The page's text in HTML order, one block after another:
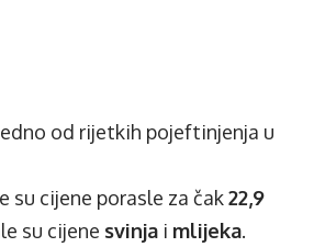
od rijetkih pojeftinjenja u
su cijene porasle za čak22,9
su cijene svinja i mlijeka.